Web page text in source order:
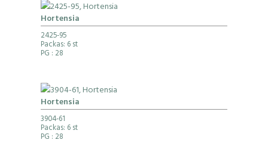
Hortensia
2425-95
Packas: 6 st
PG : 28
Hortensia
3904-61
Packas: 6 st
PG : 28